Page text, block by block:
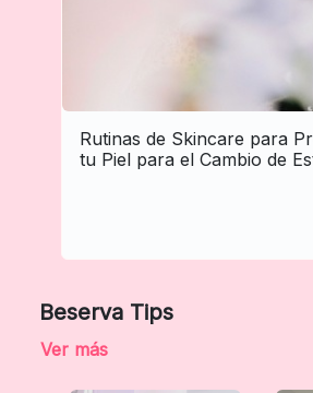
Rutinas de Skincare para
tu Piel para el Cambio de
Beserva Tips
Ver más